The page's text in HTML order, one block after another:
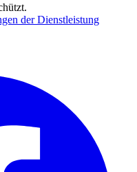
der Dienstleistung